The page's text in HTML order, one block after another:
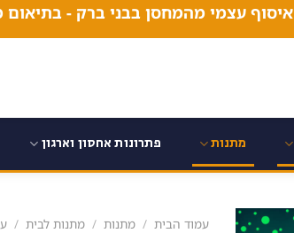
איסוף עצמי מהמחסן בבני ברק -
מתנות פתרונות אחסון וארגון
עמוד הבית / מתנות / מתנות לבית /